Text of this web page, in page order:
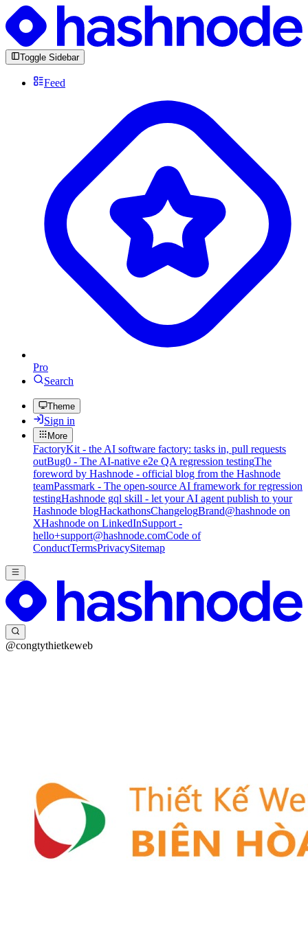
Toggle Sidebar
Feed
Pro
Search
Theme
Sign in
More
FactoryKit - the AI software factory: tasks in, pull requests
outBug0 - The AI-native e2e QA regression testingThe
foreword by Hashnode - official blog from the Hashnode
teamPassmark - The open-source AI framework for regression
testingHashnode gql skill - let your AI agent publish to your
Hashnode blogHackathonsChangelogBrand@hashnode on
XHashnode on LinkedInSupport -
hello+support@hashnode.comCode of
ConductTermsPrivacySitemap
@congtythietkeweb